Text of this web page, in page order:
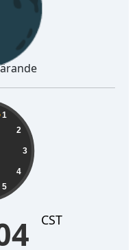
1
2
3
4
5
CST